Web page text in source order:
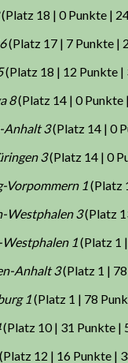
(Platz 18 | 0 Punkte |
(Platz 17 | 7 Punkte |
(Platz 18 | 12 Punkte |
8(Platz 14 | 0 Punkte
Anhalt 3(Platz 14 | 0
3(Platz 14 | 0
Vorpommern 1(Platz
Westphalen 3(Platz
1(Platz 1
Anhalt 3(Platz 1 |
1(Platz 1 | 78
(Platz 10 | 31 Punkte |
12 | 16 Punkte |